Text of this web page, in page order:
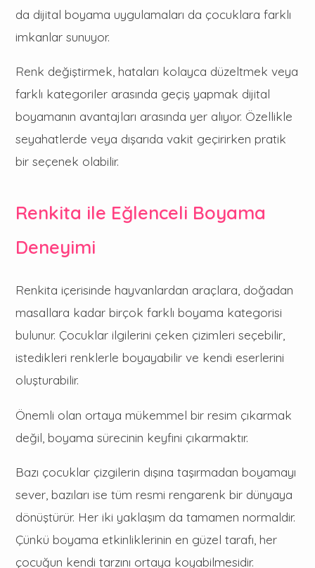
da dijital boyama uygulamaları da çocuklara farklı
imkanlar sunuyor.
Renk değiştirmek, hataları kolayca düzeltmek veya
farklı kategoriler arasında geçiş yapmak dijital
boyamanın avantajları arasında yer alıyor. Özellikle
seyahatlerde veya dışarıda vakit geçirirken pratik
bir seçenek olabilir.
Renkita ile Eğlenceli Boyama
Deneyimi
Renkita içerisinde hayvanlardan araçlara, doğadan
masallara kadar birçok farklı boyama kategorisi
bulunur. Çocuklar ilgilerini çeken çizimleri seçebilir,
istedikleri renklerle boyayabilir ve kendi eserlerini
oluşturabilir.
Önemli olan ortaya mükemmel bir resim çıkarmak
değil, boyama sürecinin keyfini çıkarmaktır.
Bazı çocuklar çizgilerin dışına taşırmadan boyamayı
sever, bazıları ise tüm resmi rengarenk bir dünyaya
dönüştürür. Her iki yaklaşım da tamamen normaldir.
Çünkü boyama etkinliklerinin en güzel tarafı, her
çocuğun kendi tarzını ortaya koyabilmesidir.